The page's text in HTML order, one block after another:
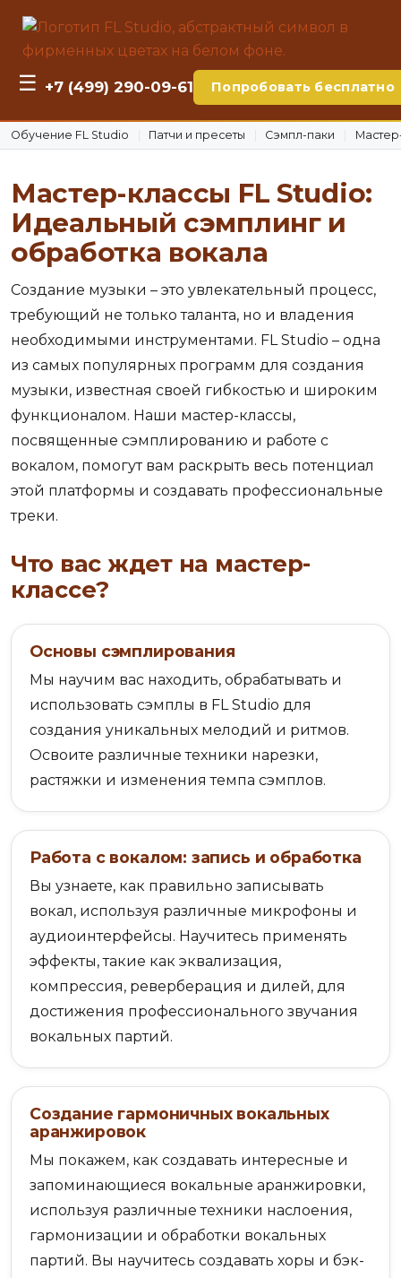
☰ +7 (499) 290-09-61 Попробовать бесплатно
Обучение FL Studio Патчи и пресеты Сэмпл-паки
Мастер-классы FL Studio:
Идеальный сэмплинг и
обработка вокала
Создание музыки – это увлекательный процесс,
требующий не только таланта, но и владения
необходимыми инструментами. FL Studio – одна
из самых популярных программ для создания
музыки, известная своей гибкостью и широким
функционалом. Наши мастер-классы,
посвященные сэмплированию и работе с
вокалом, помогут вам раскрыть весь потенциал
этой платформы и создавать профессиональные
треки.
Что вас ждет на мастер-
классе?
Основы сэмплирования
Мы научим вас находить, обрабатывать и
использовать сэмплы в FL Studio для
создания уникальных мелодий и ритмов.
Освоите различные техники нарезки,
растяжки и изменения темпа сэмплов.
Работа с вокалом: запись и обработка
Вы узнаете, как правильно записывать
вокал, используя различные микрофоны и
аудиоинтерфейсы. Научитесь применять
эффекты, такие как эквализация,
компрессия, реверберация и дилей, для
достижения профессионального звучания
вокальных партий.
Создание гармоничных вокальных
аранжировок
Мы покажем, как создавать интересные и
запоминающиеся вокальные аранжировки,
используя различные техники наслоения,
гармонизации и обработки вокальных
партий. Вы научитесь создавать хоры и бэк-